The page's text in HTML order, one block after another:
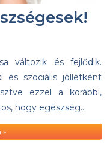
változik és fejlődik.
és szociális jóllétként
ezzel a korábbi,
hogy egészség…
»